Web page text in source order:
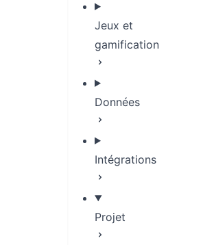
Jeux et
gamification
Données
Intégrations
Projet